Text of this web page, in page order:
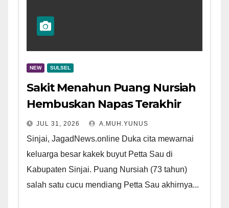
NEW SULSEL
Sakit Menahun Puang Nursiah
Hembuskan Napas Terakhir
JUL 31, 2026 A.MUH.YUNUS
Sinjai, JagadNews.online Duka cita mewarnai
keluarga besar kakek buyut Petta Sau di
Kabupaten Sinjai. Puang Nursiah (73 tahun)
salah satu cucu mendiang Petta Sau akhirnya...